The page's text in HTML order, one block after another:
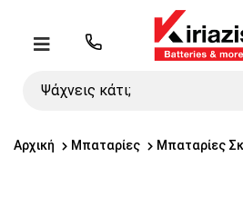
Μενού
Ψάχνεις
Αρχική Μπαταρίες Μπαταρίες